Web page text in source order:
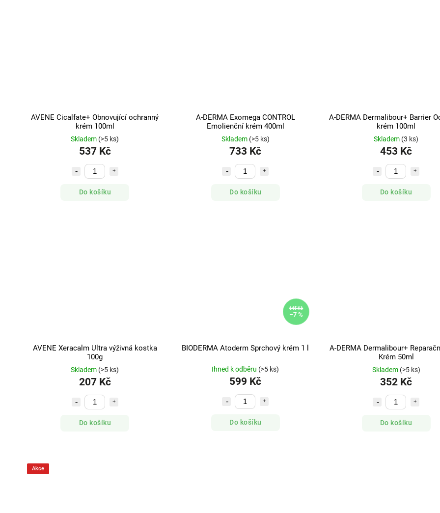
AVENE Cicalfate+ Obnovující ochranný
krém 100ml
Skladem (>5 ks)
537 Kč
Do košíku
A-DERMA Exomega CONTROL
Emolienční krém 400ml
Skladem (>5 ks)
733 Kč
Do košíku
A-DERMA Dermalibour+ Barrier
krém 100ml
Skladem (3 ks)
453 Kč
Do košíku
AVENE Xeracalm Ultra výživná kostka
100g
Skladem (>5 ks)
207 Kč
Do košíku
645 Kč
–7 %
BIODERMA Atoderm Sprchový krém 1 l
Ihned k odběru (>5 ks)
599 Kč
Do košíku
A-DERMA Dermalibour+
Krém 50ml
Skladem (>5 ks)
352 Kč
Do košíku
Akce